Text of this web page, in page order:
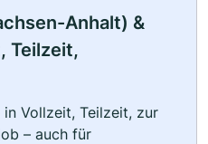
Anhalt) &
Teilzeit,
Vollzeit, Teilzeit, zur
– auch für